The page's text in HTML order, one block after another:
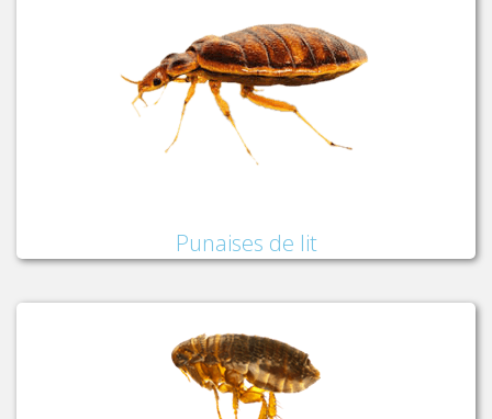
Punaises de lit